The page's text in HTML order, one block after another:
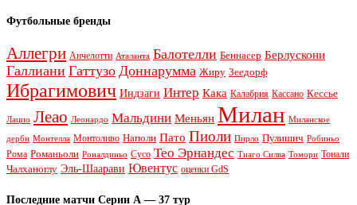
Футбольные бренды
Аллегри Анчелотти Аталанта Балотелли Беннасер Берлускони
Галлиани Гаттузо Доннарумма Жиру Зеедорф
Ибрагимович Индзаги Интер Кака Калабрия Кассано Кессье
Лацио Леао Леонардо Мальдини Меньян Милан Миланское
дерби Монтелла Монтоливо Наполи Пато Пиоли Пирло Пулишич Робиньо
Рома Романьоли Роналдиньо Сусо Тео Эрнандес Тиаго Силва Томори Тонали
Чалханоглу Эль-Шаарави Ювентус оценки GdS
Последние матчи Серии А — 37 тур